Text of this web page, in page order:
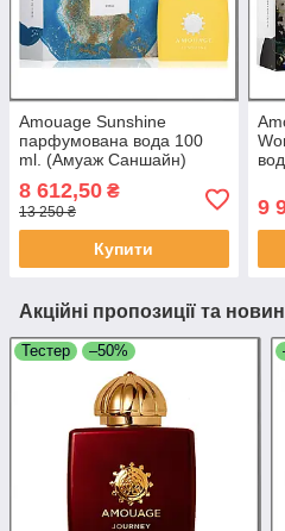
Amouage Sunshine
парфумована вода 100
ml. (Амуаж Саншайн)
8 612,50 ₴
13 250 ₴
Купити
9
Акційні пропозиції та
Тестер –50%